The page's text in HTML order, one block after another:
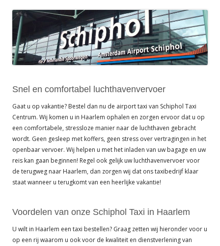
Snel en comfortabel luchthavenvervoer
Gaat u op vakantie? Bestel dan nu de airport taxi van Schiphol Taxi
Centrum. Wij komen u in Haarlem ophalen en zorgen ervoor dat u op
een comfortabele, stressloze manier naar de luchthaven gebracht
wordt. Geen gesleep met koffers, geen stress over vertragingen in het
openbaar vervoer. Wij helpen u met het inladen van uw bagage en uw
reis kan gaan beginnen! Regel ook gelijk uw luchthavenvervoer voor
de terugweg naar Haarlem, dan zorgen wij dat ons taxibedrijf klaar
staat wanneer u terugkomt van een heerlijke vakantie!
Voordelen van onze Schiphol Taxi in Haarlem
U wilt in Haarlem een taxi bestellen? Graag zetten wij hieronder voor u
op een rij waarom u ook voor de kwaliteit en dienstverlening van